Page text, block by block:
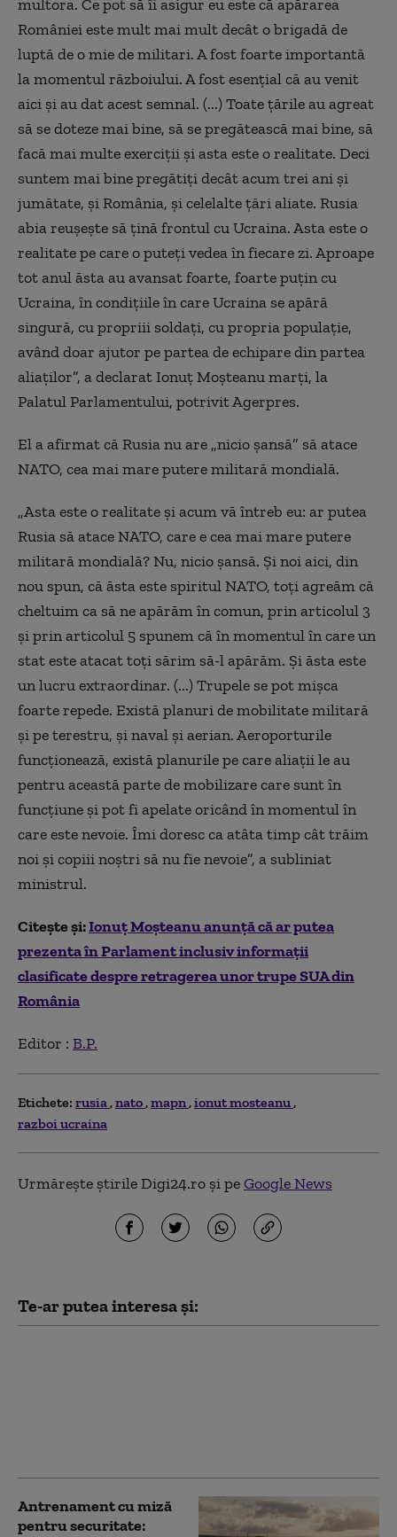
multora. Ce pot să îi asigur eu este că apărarea
României este mult mai mult decât o brigadă de
luptă de o mie de militari. A fost foarte importantă
la momentul războiului. A fost esenţial că au venit
aici şi au dat acest semnal. (...) Toate ţările au agreat
să se doteze mai bine, să se pregătească mai bine, să
facă mai multe exerciţii şi asta este o realitate. Deci
suntem mai bine pregătiţi decât acum trei ani şi
jumătate, şi România, şi celelalte ţări aliate. Rusia
abia reuşeşte să ţină frontul cu Ucraina. Asta este o
realitate pe care o puteţi vedea în fiecare zi. Aproape
tot anul ăsta au avansat foarte, foarte puţin cu
Ucraina, în condiţiile în care Ucraina se apără
singură, cu propriii soldaţi, cu propria populaţie,
având doar ajutor pe partea de echipare din partea
aliaţilor”, a declarat Ionuț Moşteanu marți, la
Palatul Parlamentului, potrivit Agerpres.
El a afirmat că Rusia nu are „nicio şansă” să atace
NATO, cea mai mare putere militară mondială.
„Asta este o realitate şi acum vă întreb eu: ar putea
Rusia să atace NATO, care e cea mai mare putere
militară mondială? Nu, nicio şansă. Şi noi aici, din
nou spun, că ăsta este spiritul NATO, toţi agreăm că
cheltuim ca să ne apărăm în comun, prin articolul 3
şi prin articolul 5 spunem că în momentul în care un
stat este atacat toţi sărim să-l apărăm. Şi ăsta este
un lucru extraordinar. (...) Trupele se pot mişca
foarte repede. Există planuri de mobilitate militară
şi pe terestru, şi naval şi aerian. Aeroporturile
funcţionează, există planurile pe care aliaţii le au
pentru această parte de mobilizare care sunt în
funcţiune şi pot fi apelate oricând în momentul în
care este nevoie. Îmi doresc ca atâta timp cât trăim
noi şi copiii noştri să nu fie nevoie”, a subliniat
ministrul.
Citește și:Ionuț Moșteanu anunță că ar putea
prezenta în Parlament inclusiv informații
clasificate despre retragerea unor trupe SUA din
România
Editor : B.P.
Etichete: rusia nato mapn ionut mosteanu
razboi ucraina
Urmărește știrile Digi24.ro și peGoogle News
Te-ar putea interesa și:
Antrenament cu miză
pentru securitate: